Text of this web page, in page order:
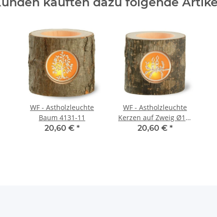
WF - Astholzleuchte
Baum 4131-11
20,60 € *
WF - Astholzleuchte
Kerzen auf Zweig Ø10-
13cm 4131-2
20,60 € *